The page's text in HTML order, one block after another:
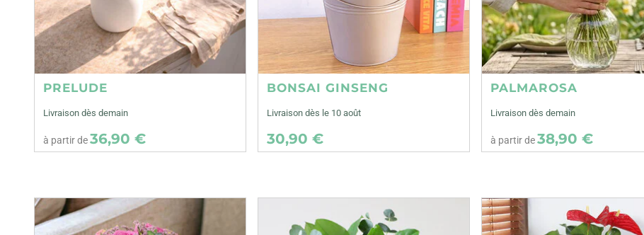
PRELUDE
Livraison dès demain
à partir de36,90 €
BONSAI GINSENG
Livraison dès le 10 août
30,90 €
PALMAROSA
Livraison dès demain
à partir de38,90 €